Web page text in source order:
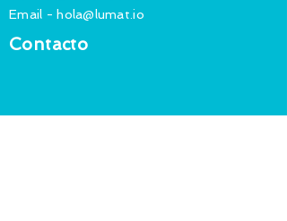
Email - hola@lumat.io
Contacto